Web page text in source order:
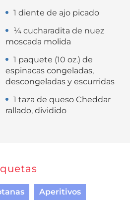
1 diente de ajo picado
¼ cucharadita de nuez
moscada molida
1 paquete (10 oz.) de
espinacas congeladas,
descongeladas y escurridas
1 taza de queso Cheddar
rallado, dividido
Aperitivos